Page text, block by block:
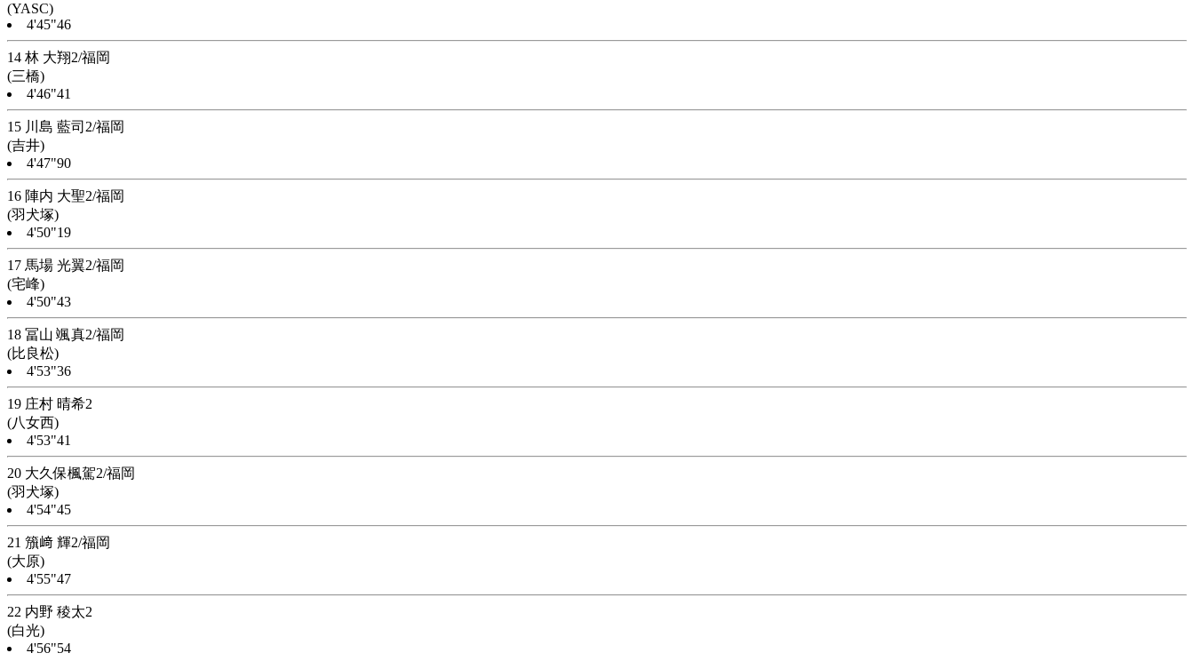
(YASC)
4'45"46
14 林 大翔2/福岡
(三橋)
4'46"41
15 川島 藍司2/福岡
(吉井)
4'47"90
16 陣内 大聖2/福岡
(羽犬塚)
4'50"19
17 馬場 光翼2/福岡
(宅峰)
4'50"43
18 冨山 颯真2/福岡
(比良松)
4'53"36
19 庄村 晴希2
(八女西)
4'53"41
20 大久保楓駕2/福岡
(羽犬塚)
4'54"45
21 籏﨑 輝2/福岡
(大原)
4'55"47
22 内野 稜太2
(白光)
4'56"54